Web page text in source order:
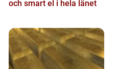
och smart el i hela länet